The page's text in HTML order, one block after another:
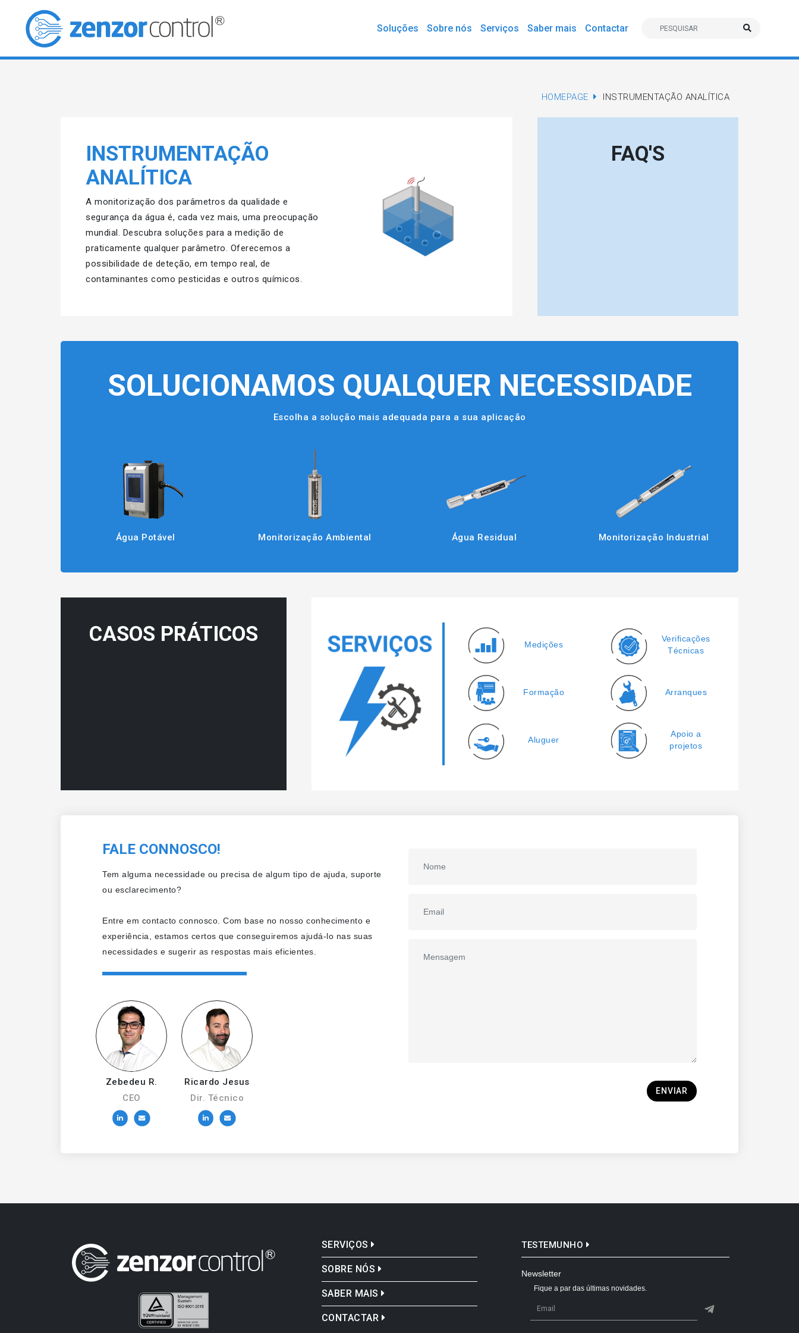
Soluções Sobre nós Serviços Saber mais Contactar
HOMEPAGE INSTRUMENTAÇÃO ANALÍTICA
INSTRUMENTAÇÃO
ANALÍTICA
A monitorização dos parâmetros da qualidade e
segurança da água é, cada vez mais, uma preocupação
mundial. Descubra soluções para a medição de
praticamente qualquer parâmetro. Oferecemos a
possibilidade de deteção, em tempo real, de
contaminantes como pesticidas e outros químicos.
FAQ'S
SOLUCIONAMOS QUALQUER NECESSIDADE
Escolha a solução mais adequada para a sua aplicação
Água Potável Monitorização Ambiental Água Residual Monitorização Industrial
CASOS PRÁTICOS Medições
Verificações
Técnicas
Formação Arranques
Aluguer
Apoio a
projetos
FALE CONNOSCO!
Tem alguma necessidade ou precisa de algum tipo de ajuda, suporte
ou esclarecimento?
Entre em contacto connosco. Com base no nosso conhecimento e
experiência, estamos certos que conseguiremos ajudá-lo nas suas
necessidades e sugerir as respostas mais eficientes.
Zebedeu R.
CEO
Ricardo Jesus
Dir. Técnico
ENVIAR
SERVIÇOS
SOBRE NÓS
SABER MAIS
CONTACTAR
TESTEMUNHO
Newsletter
Fique a par das últimas novidades.